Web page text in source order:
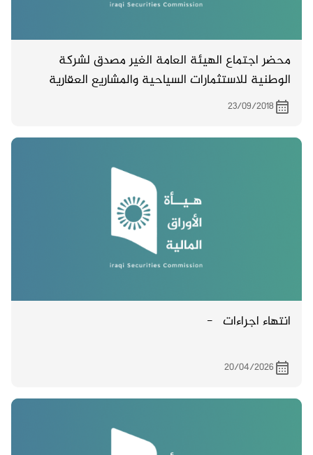
محضر اجتماع الهيئة العامة الغير مصدق لشركة
الوطنية للاستثمارات السياحية والمشاريع العقارية
23/09/2018
انتهاء اجراءات -
20/04/2026